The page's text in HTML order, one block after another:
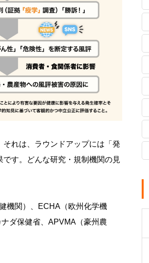
れは、ラウンドアップには「発
す。どんな研究・規制機関の見
機関）、ECHA（欧州化学機
ダ保健省、APVMA（豪州農